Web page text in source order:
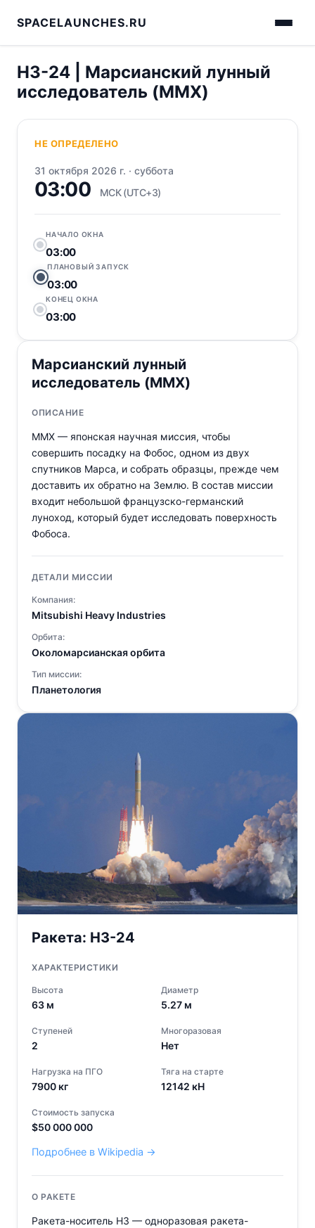
SPACELAUNCHES.RU
H3-24 | Марсианский лунный
исследователь (MMX)
НЕ ОПРЕДЕЛЕНО
31 октября 2026 г. · суббота
03:00 МСК (UTC+3)
НАЧАЛО ОКНА
03:00
ПЛАНОВЫЙ ЗАПУСК
03:00
КОНЕЦ ОКНА
03:00
Марсианский лунный
исследователь (MMX)
ОПИСАНИЕ
MMX — японская научная миссия, чтобы
совершить посадку на Фобос, одном из двух
спутников Марса, и собрать образцы, прежде чем
доставить их обратно на Землю. В состав миссии
входит небольшой французско-германский
луноход, который будет исследовать поверхность
Фобоса.
ДЕТАЛИ МИССИИ
Компания:
Mitsubishi Heavy Industries
Орбита:
Околомарсианская орбита
Тип миссии:
Планетология
Ракета: H3-24
ХАРАКТЕРИСТИКИ
Высота
63 м
Диаметр
5.27 м
Ступеней
2
Многоразовая
Нет
Нагрузка на ПГО
7900 кг
Тяга на старте
12142 кН
Стоимость запуска
$50 000 000
Подробнее в Wikipedia →
О РАКЕТЕ
Ракета-носитель H3 — одноразовая ракета-